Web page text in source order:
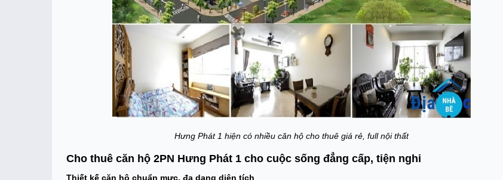
Hưng Phát 1 hiện có nhiều căn hộ cho thuê giá rẻ, full nội thất
Cho thuê căn hộ 2PN Hưng Phát 1 cho cuộc sống đẳng cấp, tiện nghi
Thiết kế căn hộ chuẩn mực, đa dạng diện tích